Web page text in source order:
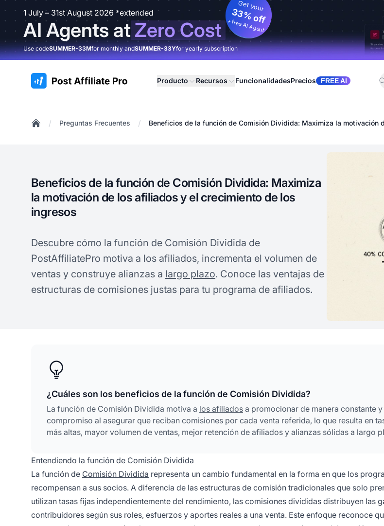
1 July – 31st August 2026 *extended
AI Agents atZero Cost
Get your
33% off
+ free AI Agent
Use codeSUMMER-33Mfor monthly andSUMMER-33Yfor yearly subscription
:site.title Producto Recursos FuncionalidadesPrecios FREE AI
/ Preguntas Frecuentes / Beneficios de la función de Comisión Dividida: Maximiza la
Beneficios de la función de Comisión Dividida: Maximiza
la motivación de los afiliados y el crecimiento de los
ingresos
Descubre cómo la función de Comisión Dividida de
PostAffiliatePro motiva a los afiliados, incrementa el volumen de
ventas y construye alianzas a largo plazo. Conoce las ventajas de
estructuras de comisiones justas para tu programa de afiliados.
¿Cuáles son los beneficios de la función de Comisión Dividida?
La función de Comisión Dividida motiva a los afiliados a promocionar de manera constante
compromiso al asegurar que reciban comisiones por cada venta referida, lo que resulta en
más altas, mayor volumen de ventas, mejor retención de afiliados y alianzas sólidas a largo
Entendiendo la función de Comisión Dividida
La función de Comisión Dividida representa un cambio fundamental en la forma en que los
recompensan a sus socios. A diferencia de las estructuras de comisión tradicionales que solo
utilizan tasas fijas independientemente del rendimiento, las comisiones divididas distribuyen las
contribuidores según sus roles, esfuerzos y aportes reales a una venta. Este enfoque reconoce